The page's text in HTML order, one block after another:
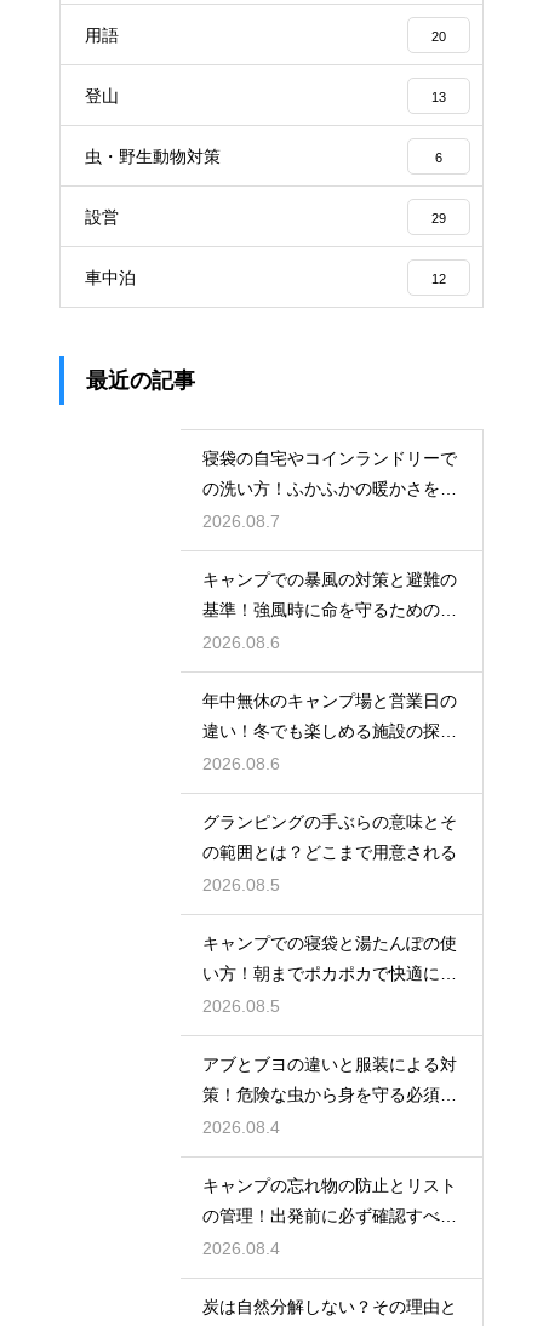
用語 20
登山 13
虫・野生動物対策 6
設営 29
車中泊 12
最近の記事
寝袋の自宅やコインランドリーで
の洗い方！ふかふかの暖かさを復
活させる
2026.08.7
キャンプでの暴風の対策と避難の
基準！強風時に命を守るための行
動
2026.08.6
年中無休のキャンプ場と営業日の
違い！冬でも楽しめる施設の探し
方
2026.08.6
グランピングの手ぶらの意味とそ
の範囲とは？どこまで用意される
2026.08.5
キャンプでの寝袋と湯たんぽの使
い方！朝までポカポカで快適に眠
る方法
2026.08.5
アブとブヨの違いと服装による対
策！危険な虫から身を守る必須知
識
2026.08.4
キャンプの忘れ物の防止とリスト
の管理！出発前に必ず確認すべき
持ち物
2026.08.4
炭は自然分解しない？その理由と